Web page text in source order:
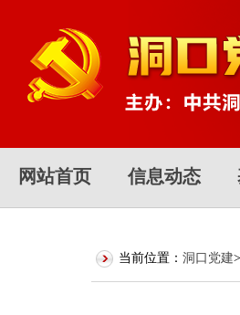
网站首页 信息动态
当前位置： 洞口党建>